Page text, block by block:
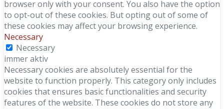
browser only with your consent. You also have the option
to opt-out of these cookies. But opting out of some of
these cookies may affect your browsing experience.
Necessary
Necessary
immer aktiv
Necessary cookies are absolutely essential for the
website to function properly. This category only includes
cookies that ensures basic functionalities and security
features of the website. These cookies do not store any